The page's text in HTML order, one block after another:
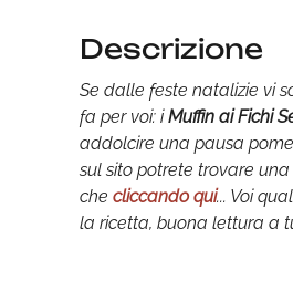
Descrizione
Se dalle feste natalizie vi
fa per voi: iMuffin ai Fichi
addolcire una pausa
sul sito potrete trovare
che cliccando qui... Voi
la ricetta, buona lettura a